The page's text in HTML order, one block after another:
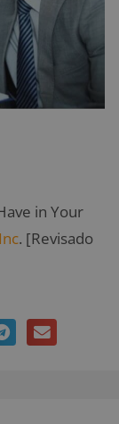
in Your
Inc. [Revisado